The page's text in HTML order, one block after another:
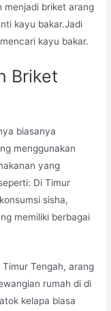
menjadi briket arang
kayu bakar.Jadi
kayu bakar.
Briket
biasanya
menggunakan
yang
Di Timur
sisha,
memiliki berbagai
Tengah, arang
rumah di di
kelapa biasa